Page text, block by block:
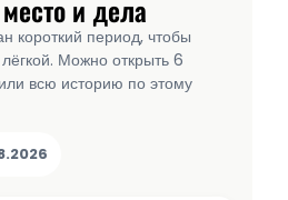
и дела
короткий период, чтобы
Можно открыть 6
всю историю по этому